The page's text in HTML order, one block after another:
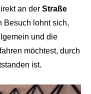
an der Straße
Besuch lohnt sich,
und die
möchtest, durch
ist.